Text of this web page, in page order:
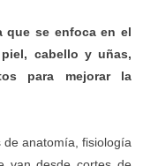
que se enfoca en el
cabello y uñas,
para mejorar la
de anatomía, fisiología